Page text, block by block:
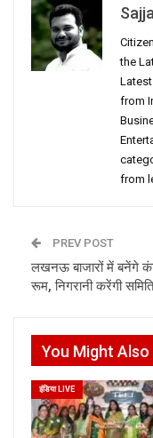
the
from
from
PREV POST
लखनऊ बाजारों में बनेंगे
रूम, निगरानी करेंगी
You Might Also
इंडिया LIVE